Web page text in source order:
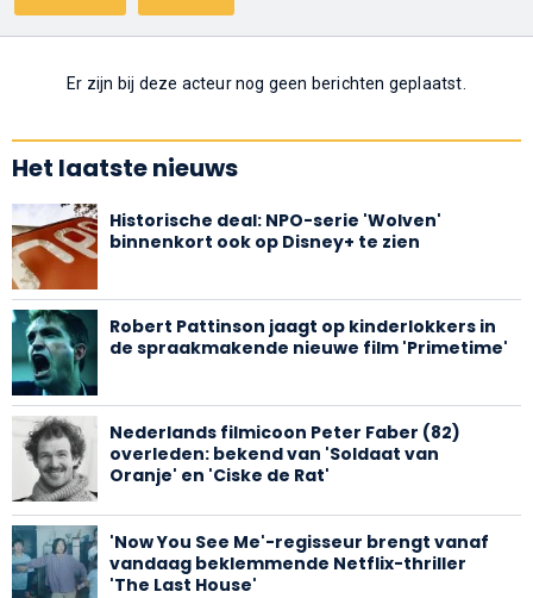
Er zijn bij deze acteur nog geen berichten geplaatst.
Het laatste nieuws
Historische deal: NPO-serie 'Wolven'
binnenkort ook op Disney+ te zien
Robert Pattinson jaagt op kinderlokkers in
de spraakmakende nieuwe film 'Primetime'
Nederlands filmicoon Peter Faber (82)
overleden: bekend van 'Soldaat van
Oranje' en 'Ciske de Rat'
'Now You See Me'-regisseur brengt vanaf
vandaag beklemmende Netflix-thriller
'The Last House'